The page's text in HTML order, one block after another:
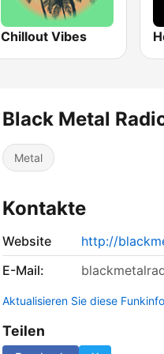
Chillout Vibes
Black Metal
Metal
Kontakte
Website
http://
E-Mail:
Aktualisieren Sie diese
Teilen